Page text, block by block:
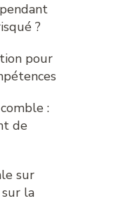
?
pour
:
de
sur
la